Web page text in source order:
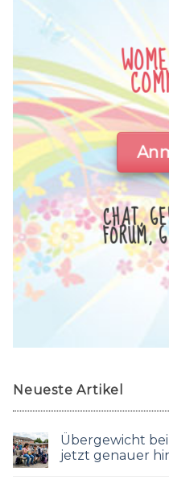
CHAT,
FORUM,
Neueste Artikel
Übergewicht
jetzt genauer